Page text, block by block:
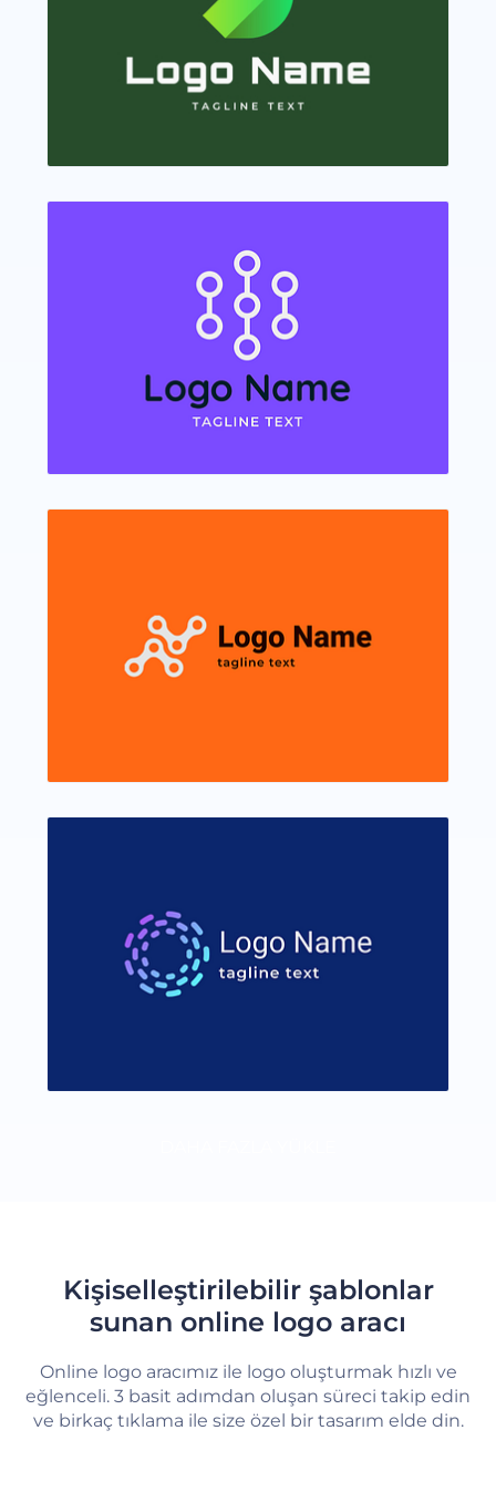
Kişiselleştirilebilir şablonlar
sunan online logo aracı
Online logo aracımız ile logo oluşturmak hızlı ve
eğlenceli. 3 basit adımdan oluşan süreci takip edin
ve birkaç tıklama ile size özel bir tasarım elde din.